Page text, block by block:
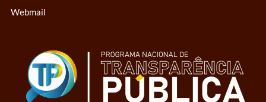
Webmail